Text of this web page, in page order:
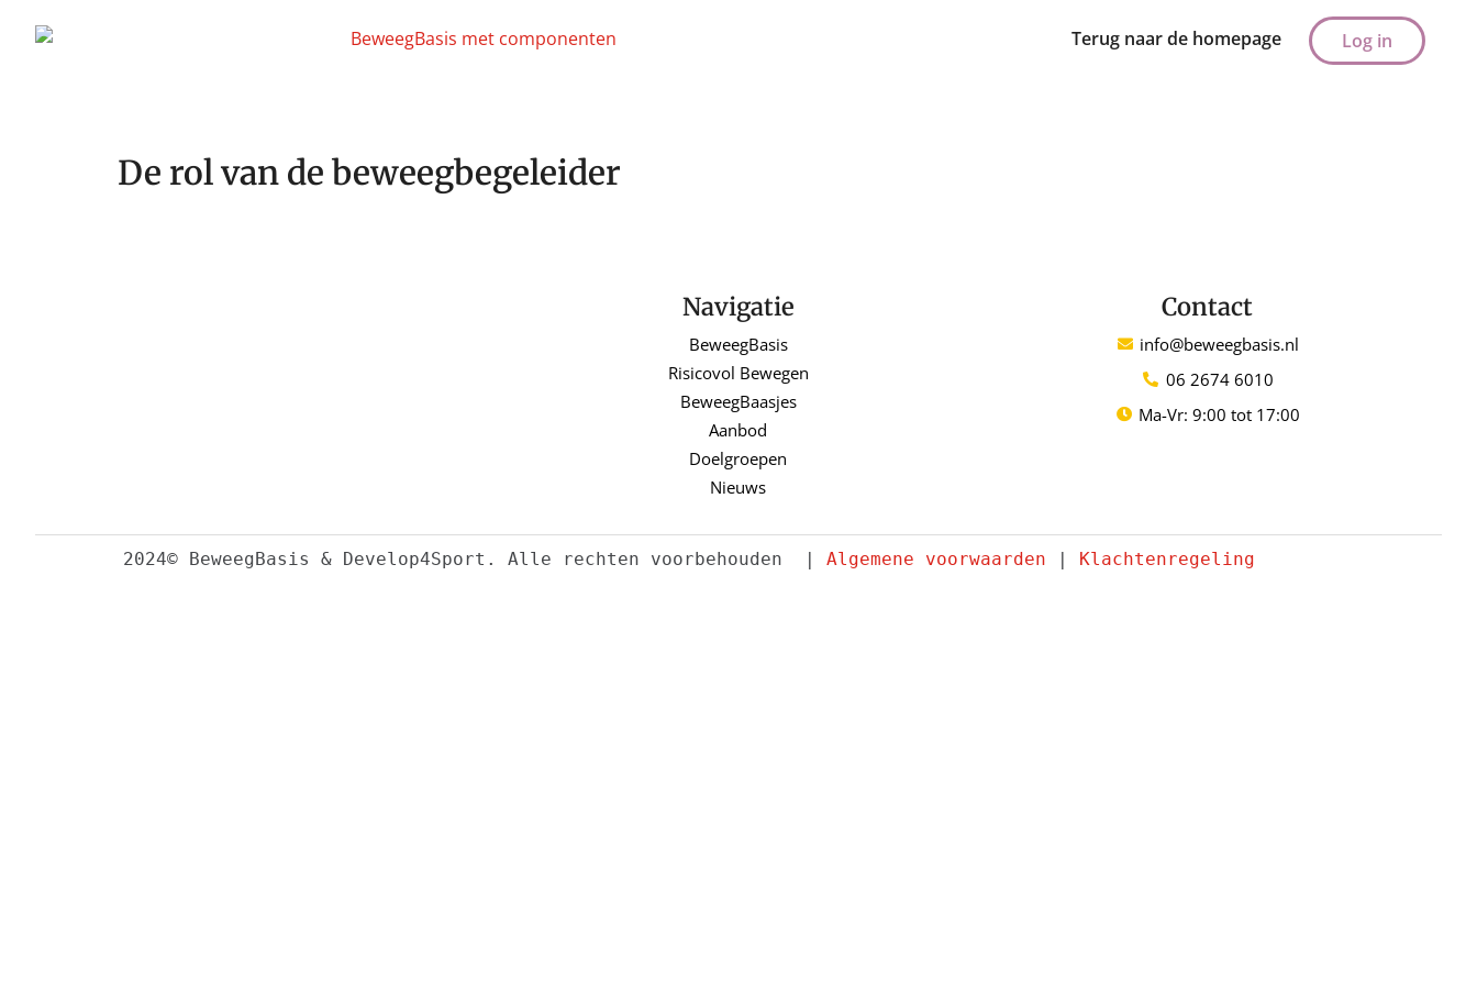
Terug naar de homepage Log in
De rol van de beweegbegeleider
Navigatie
BeweegBasis
Risicovol Bewegen
BeweegBaasjes
Aanbod
Doelgroepen
Nieuws
Contact
info@beweegbasis.nl
06 2674 6010
Ma-Vr: 9:00 tot 17:00
2024© BeweegBasis & Develop4Sport. Alle rechten voorbehouden  | Algemene voorwaarden | Klachtenregeling